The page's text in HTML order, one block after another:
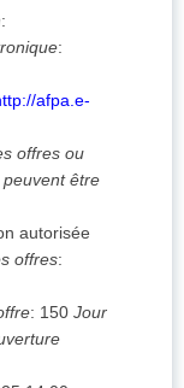
:
:
afpa.e-
offres ou
être
autorisée
offres:
: 150 Jour